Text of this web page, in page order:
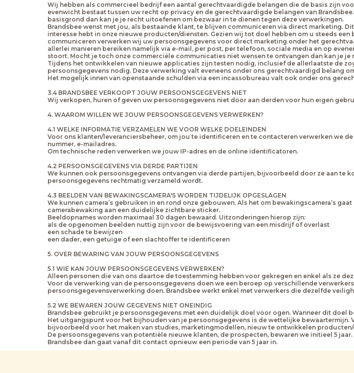
Wij hebben als commercieel bedrijf een aantal gerechtvaardigde belangen die de basis zijn
evenwicht bestaat tussen uw recht op privacy en de gerechtvaardigde belangen van
basisgrond dan kan je je recht uitoefenen om bezwaar in te dienen tegen deze verwerkingen.
Brandsbee wenst met jou, als bestaande klant, te blijven communiceren via direct marketing.
interesse hebt in onze nieuwe producten/diensten. Gezien wij tot doel hebben om u steeds
communiceren verwerken wij uw persoonsgegevens voor direct marketing onder het
allerlei manieren bereiken namelijk via e-mail, per post, per telefoon, sociale media en op
stoort. Mocht je toch onze commerciële communicaties niet wensen te ontvangen dan kan je
Tijdens het ontwikkelen van nieuwe applicaties zijn testen nodig, inclusief de allerlaatste de
persoonsgegevens nodig. Deze verwerking valt eveneens onder ons gerechtvaardigd belang
Het mogelijk innen van openstaande schulden via een incassobureau valt ook onder ons
3.4 BRANDSBEE VERKOOPT JOUW PERSOONSGEGEVENS NIET
Wij verkopen, huren of geven uw persoonsgegevens niet door aan derden voor hun eigen
4. WAAROM WILLEN WE JOUW PERSOONSGEGEVENS VERWERKEN?
4.1 WELKE INFORMATIE VERZAMELEN WE VOOR WELKE DOELEINDEN
Voor ons klanten/leveranciersbeheer, om jou te identificeren en te contacteren verwerken we
nummer, e-mailadres.
Om technische reden verwerken we jouw IP-adres en de online identificatoren.
4.2 PERSOONSGEGEVENS VIA DERDE PARTIJEN
We kunnen ook persoonsgegevens ontvangen via derde partijen, bijvoorbeeld door ze aan te
persoonsgegevens rechtmatig verzameld wordt.
4.3 BEELDEN VAN BEWAKINGSCAMERA'S WORDEN TIJDELIJK OPGESLAGEN
We kunnen camera’s gebruiken in en rond onze gebouwen. Als het om bewakingscamera’s
camerabewaking aan een duidelijke zichtbare sticker.
Beeldopnames worden maximaal 30 dagen bewaard. Uitzonderingen hierop zijn:
als de opgenomen beelden nuttig zijn voor de bewijsvoering van een misdrijf of overlast
een schade te bewijzen
een dader, een getuige of een slachtoffer te identificeren
5. OVER BEWARING VAN JOUW PERSOONSGEGEVENS
5.1 WIE KAN JOUW PERSOONSGEGEVENS VERWERKEN?
Alleen personen die van ons daartoe de toestemming hebben voor gekregen en enkel als ze
Voor de verwerking van de persoonsgegevens doen we een beroep op verschillende
persoonsgegevensverwerking doen. Brandsbee werkt enkel met verwerkers die dezelfde
5.2 WE BEWAREN JOUW GEGEVENS NIET ONEINDIG
Brandsbee gebruikt je persoonsgegevens met een duidelijk doel voor ogen. Wanneer dit doel
Het uitgangspunt voor het bijhouden van je persoonsgegevens is de wettelijke
bijvoorbeeld voor het maken van studies, marketingmodellen, nieuw te ontwikkelen
De persoonsgegevens van potentiële nieuwe klanten, de prospecten, bewaren we initieel 5
Brandsbee dan gaat vanaf dit contact opnieuw een periode van 5 jaar in.